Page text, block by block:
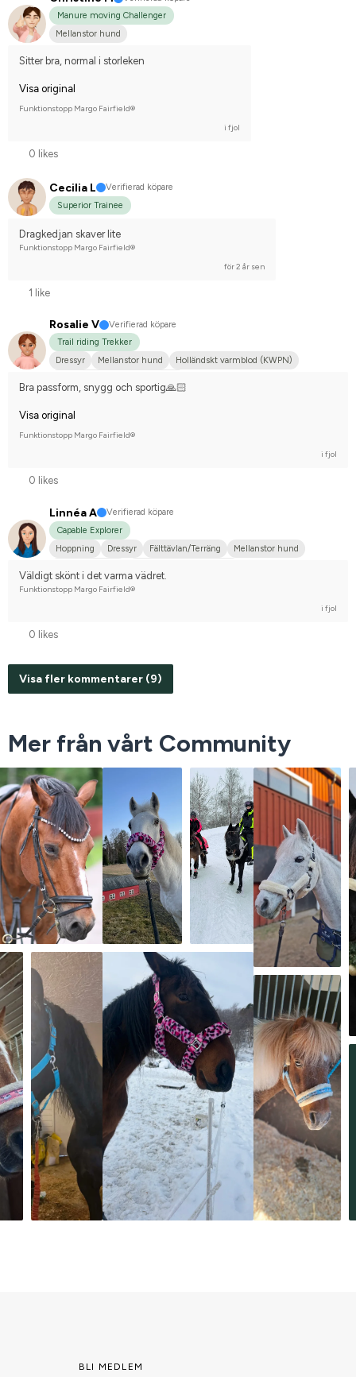
Manure moving Challenger
Mellanstor hund
Sitter bra, normal i storleken
Visa original
Funktionstopp Margo Fairfield®
i fjol
0 likes
Cecilia L
Verifierad köpare
Superior Trainee
Dragkedjan skaver lite
Funktionstopp Margo Fairfield®
för 2 år sen
1 like
Rosalie V
Verifierad köpare
Trail riding Trekker
Dressyr
Mellanstor hund
Holländskt varmblod (KWPN)
Bra passform, snygg och sportig🙏🏻
Visa original
Funktionstopp Margo Fairfield®
i fjol
0 likes
Linnéa A
Verifierad köpare
Capable Explorer
Hoppning
Dressyr Fälttävlan/Terräng
Mellanstor hund
Tävlingsrider på hobbynivå
Väldigt skönt i det varma vädret.
Funktionstopp Margo Fairfield®
i fjol
0 likes
Visa fler kommentarer (9)
Mer från vårt Community
BLI MEDLEM